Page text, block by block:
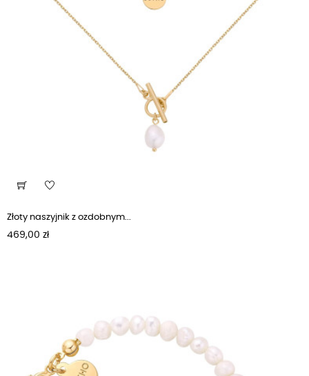
Złoty naszyjnik z ozdobnym...
Cena
469,00 zł